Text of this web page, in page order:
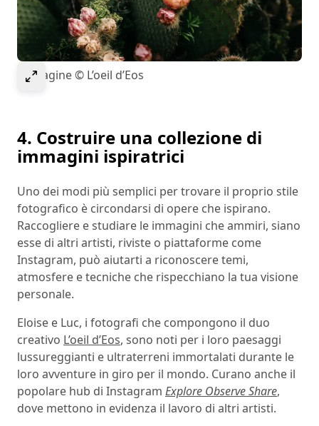
Select to expand image
Immagine © L’oeil d’Eos
4. Costruire una collezione di
immagini ispiratrici
Uno dei modi più semplici per trovare il proprio stile
fotografico è circondarsi di opere che ispirano.
Raccogliere e studiare le immagini che ammiri, siano
esse di altri artisti, riviste o piattaforme come
Instagram, può aiutarti a riconoscere temi,
atmosfere e tecniche che rispecchiano la tua visione
personale.
Eloise e Luc, i fotografi che compongono il duo
creativo L’oeil d’Eos, sono noti per i loro paesaggi
lussureggianti e ultraterreni immortalati durante le
loro avventure in giro per il mondo. Curano anche il
popolare hub di Instagram Explore Observe Share,
dove mettono in evidenza il lavoro di altri artisti.